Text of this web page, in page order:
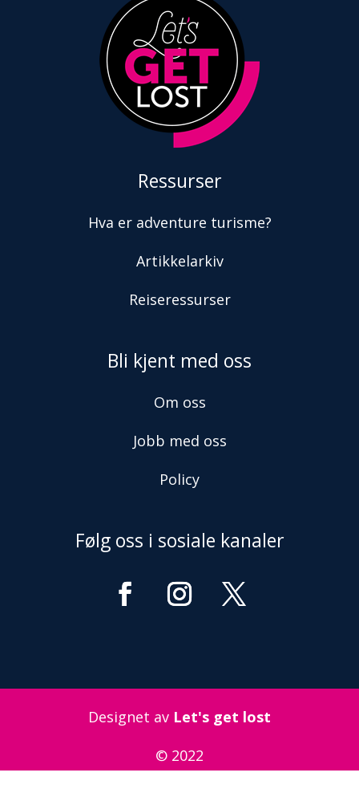
Ressurser
Hva er adventure turisme?
Artikkelarkiv
Reiseressurser
Bli kjent med oss
Om oss
Jobb med oss
Policy
Følg oss i sosiale kanaler
Designet av Let's get lost
© 2022